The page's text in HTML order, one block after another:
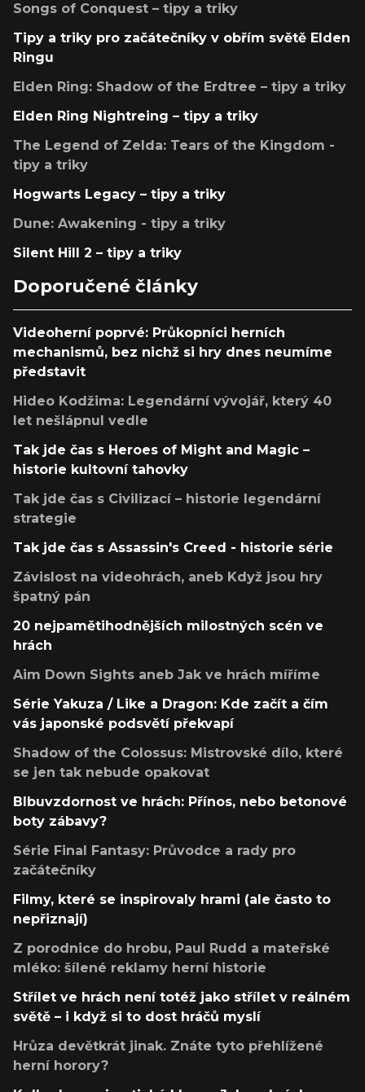
Songs of Conquest – tipy a triky
Tipy a triky pro začátečníky v obřím světě Elden
Ringu
Elden Ring: Shadow of the Erdtree – tipy a triky
Elden Ring Nightreing – tipy a triky
The Legend of Zelda: Tears of the Kingdom -
tipy a triky
Hogwarts Legacy – tipy a triky
Dune: Awakening - tipy a triky
Silent Hill 2 – tipy a triky
Doporučené články
Videoherní poprvé: Průkopníci herních
mechanismů, bez nichž si hry dnes neumíme
představit
Hideo Kodžima: Legendární vývojář, který 40
let nešlápnul vedle
Tak jde čas s Heroes of Might and Magic –
historie kultovní tahovky
Tak jde čas s Civilizací – historie legendární
strategie
Tak jde čas s Assassin's Creed - historie série
Závislost na videohrách, aneb Když jsou hry
špatný pán
20 nejpamětihodnějších milostných scén ve
hrách
Aim Down Sights aneb Jak ve hrách míříme
Série Yakuza / Like a Dragon: Kde začít a čím
vás japonské podsvětí překvapí
Shadow of the Colossus: Mistrovské dílo, které
se jen tak nebude opakovat
Blbuvzdornost ve hrách: Přínos, nebo betonové
boty zábavy?
Série Final Fantasy: Průvodce a rady pro
začátečníky
Filmy, které se inspirovaly hrami (ale často to
nepřiznají)
Z porodnice do hrobu, Paul Rudd a mateřské
mléko: šílené reklamy herní historie
Střílet ve hrách není totéž jako střílet v reálném
světě – i když si to dost hráčů myslí
Hrůza devětkrát jinak. Znáte tyto přehlížené
herní horory?